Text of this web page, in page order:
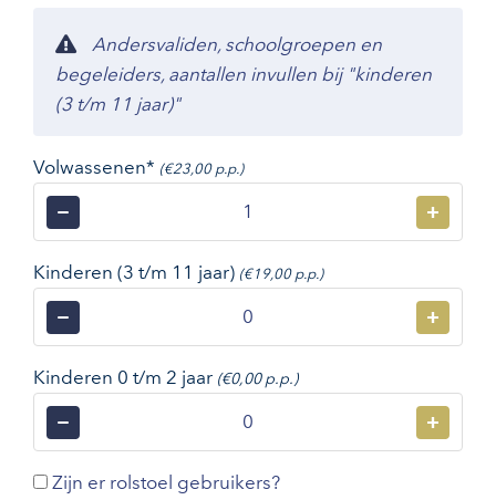
Andersvaliden, schoolgroepen en
begeleiders, aantallen invullen bij "kinderen
(3 t/m 11 jaar)"
Volwassenen* (€23,00 p.p.)
− +
Kinderen (3 t/m 11 jaar) (€19,00 p.p.)
− +
Kinderen 0 t/m 2 jaar (€0,00 p.p.)
− +
Zijn er rolstoel gebruikers?